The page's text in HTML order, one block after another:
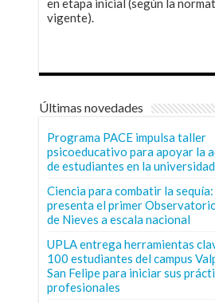
en etapa inicial (según la
vigente).
Últimas novedades
Programa PACE impulsa taller
psicoeducativo para apoyar la
de estudiantes en la universidad
Ciencia para combatir la
presenta el primer
de Nieves a escala nacional
UPLA entrega herramientas
100 estudiantes del campus
San Felipe para iniciar sus
profesionales